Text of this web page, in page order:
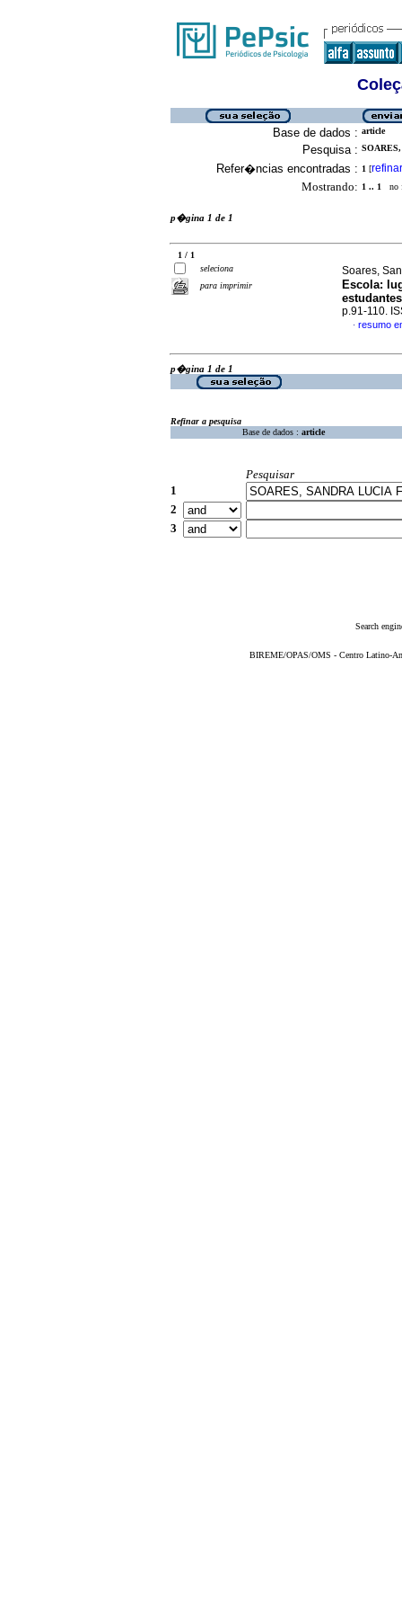
Base de dados : article
Pesquisa :
Refer�ncias encontradas : 1 [refinar
Mostrando: 1 .. 1 no
p�gina 1 de 1
1 / 1
seleciona
para imprimir
Soares,
Escola:
p.91-110.
· resumo
p�gina 1 de 1
Refinar a pesquisa
Base de dados : article
Pesquisar
1
2
3
Search
BIREME/OPAS/OMS - Centro Latino-